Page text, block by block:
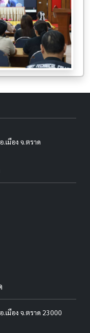
เมือง จ.ตราด
เมือง จ.ตราด 23000